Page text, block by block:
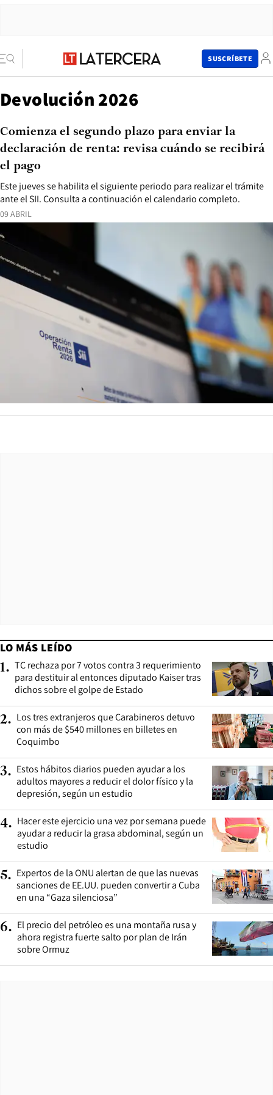
SUSCRÍBETE
Devolución 2026
09 ABRIL
Este jueves se habilita el siguiente periodo para realizar el trámite
ante el SII. Consulta a continuación el calendario completo.
Comienza el segundo plazo para enviar la
declaración de renta: revisa cuándo se recibirá
el pago
LO MÁS LEÍDO
1. TC rechaza por 7 votos contra 3 requerimiento
para destituir al entonces diputado Kaiser tras
dichos sobre el golpe de Estado
2. Los tres extranjeros que Carabineros detuvo
con más de $540 millones en billetes en
Coquimbo
3. Estos hábitos diarios pueden ayudar a los
adultos mayores a reducir el dolor físico y la
depresión, según un estudio
4. Hacer este ejercicio una vez por semana puede
ayudar a reducir la grasa abdominal, según un
estudio
5. Expertos de la ONU alertan de que las nuevas
sanciones de EE.UU. pueden convertir a Cuba
en una “Gaza silenciosa”
6. El precio del petróleo es una montaña rusa y
ahora registra fuerte salto por plan de Irán
sobre Ormuz